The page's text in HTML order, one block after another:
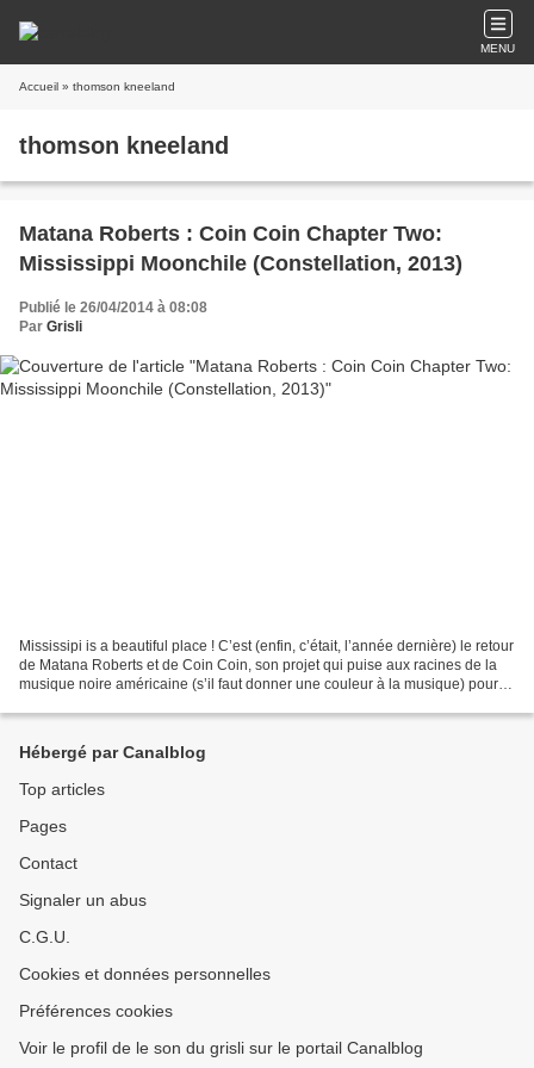
MENU
Accueil » thomson kneeland
thomson kneeland
Matana Roberts : Coin Coin Chapter Two:
Mississippi Moonchile (Constellation, 2013)
Publié le 26/04/2014 à 08:08
Par Grisli
Mississipi is a beautiful place ! C’est (enfin, c’était, l’année dernière) le retour
de Matana Roberts et de Coin Coin, son projet qui puise aux racines de la
musique noire américaine (s’il faut donner une couleur à la musique) pour
Hébergé par Canalblog
Top articles
Pages
Contact
Signaler un abus
C.G.U.
Cookies et données personnelles
Préférences cookies
Voir le profil de le son du grisli sur le portail Canalblog